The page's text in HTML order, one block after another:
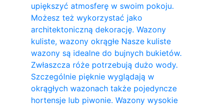
upiększyć atmosferę w swoim pokoju.
Możesz też wykorzystać jako
architektoniczną dekorację. Wazony
kuliste, wazony okrągłe Nasze kuliste
wazony są idealne do bujnych bukietów.
Zwłaszcza róże potrzebują dużo wody.
Szczególnie pięknie wyglądają w
okrągłych wazonach także pojedyncze
hortensje lub piwonie. Wazony wysokie